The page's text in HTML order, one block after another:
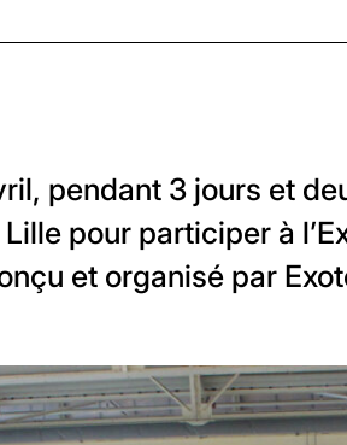
pendant 3 jours et
pour participer à
et organisé par